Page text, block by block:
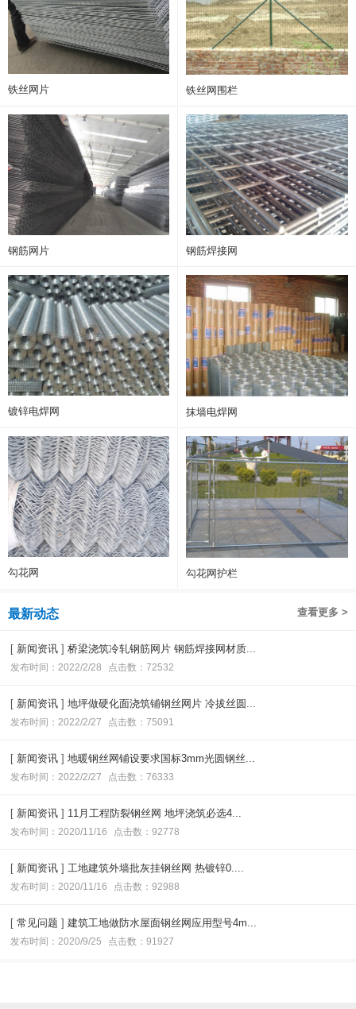
铁丝网片 铁丝网围栏
钢筋网片 钢筋焊接网
镀锌电焊网 抹墙电焊网
勾花网 勾花网护栏
查看更多 >
最新动态
[ 新闻资讯 ] 桥梁浇筑冷轧钢筋网片 钢筋焊接网材质...
发布时间：2022/2/28 点击数：72532
[ 新闻资讯 ] 地坪做硬化面浇筑铺钢丝网片 冷拔丝圆...
发布时间：2022/2/27 点击数：75091
[ 新闻资讯 ] 地暖钢丝网铺设要求国标3mm光圆钢丝...
发布时间：2022/2/27 点击数：76333
[ 新闻资讯 ] 11月工程防裂钢丝网 地坪浇筑必选4...
发布时间：2020/11/16 点击数：92778
[ 新闻资讯 ] 工地建筑外墙批灰挂钢丝网 热镀锌0....
发布时间：2020/11/16 点击数：92988
[ 常见问题 ] 建筑工地做防水屋面钢丝网应用型号4m...
发布时间：2020/9/25 点击数：91927